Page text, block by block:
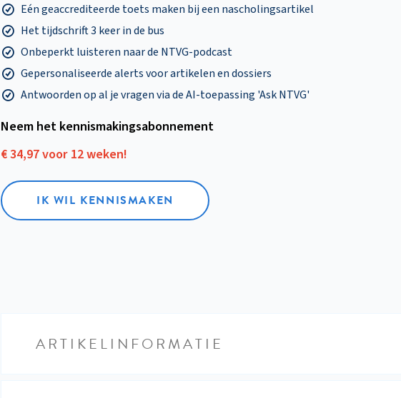
Eén geaccrediteerde toets maken bij een nascholingsartikel
Het tijdschrift 3 keer in de bus
Onbeperkt luisteren naar de NTVG-podcast
Gepersonaliseerde alerts voor artikelen en dossiers
Antwoorden op al je vragen via de AI-toepassing 'Ask NTVG'
Neem het kennismakings­abonnement
€ 34,97 voor 12 weken!
IK WIL KENNISMAKEN
ARTIKELINFORMATIE